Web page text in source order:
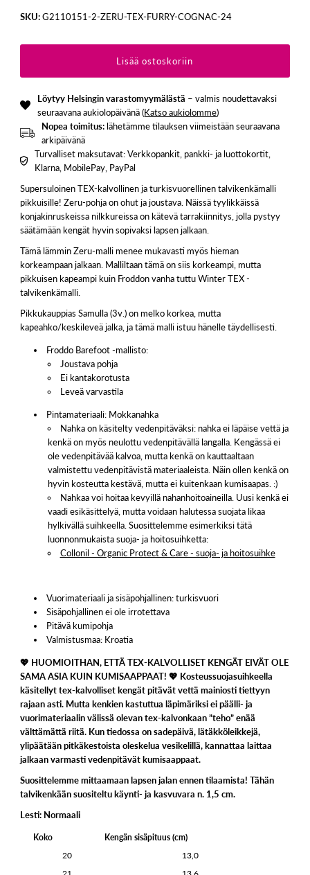
SKU:G2110151-2-ZERU-TEX-FURRY-COGNAC-24
Löytyy Helsingin varastomyymälästä – valmis noudettavaksi
seuraavana aukiolopäivänä (Katso aukiolomme)
Nopea toimitus:lähetämme tilauksen viimeistään seuraavana
arkipäivänä
Turvalliset maksutavat: Verkkopankit, pankki- ja luottokortit,
Klarna, MobilePay, PayPal
Supersuloinen TEX-kalvollinen ja turkisvuorellinen talvikenkämalli
pikkuisille! Zeru-pohja on ohut ja joustava. Näissä tyylikkäissä
konjakinruskeissa nilkkureissa on kätevä tarrakiinnitys, jolla pystyy
säätämään kengät hyvin sopivaksi lapsen jalkaan.
Tämä lämmin Zeru-malli menee mukavasti myös hieman
korkeampaan jalkaan. Malliltaan tämä on siis korkeampi, mutta
pikkuisen kapeampi kuin Froddon vanha tuttu Winter TEX -
talvikenkämalli.
Pikkukauppias Samulla (3v.) on melko korkea, mutta
kapeahko/keskileveä jalka, ja tämä malli istuu hänelle täydellisesti.
Froddo Barefoot -mallisto:
Joustava pohja
Ei kantakorotusta
Leveä varvastila
Pintamateriaali: Mokkanahka
Nahka on käsitelty vedenpitäväksi: nahka ei läpäise vettä ja
kenkä on myös neulottu vedenpitävällä langalla. Kengässä ei
ole vedenpitävää kalvoa, mutta kenkä on kauttaaltaan
valmistettu vedenpitävistä materiaaleista. Näin ollen kenkä on
hyvin kosteutta kestävä, mutta ei kuitenkaan kumisaapas. :)
Nahkaa voi hoitaa kevyillä nahanhoitoaineilla. Uusi kenkä ei
vaadi esikäsittelyä, mutta voidaan halutessa suojata likaa
hylkivällä suihkeella. Suosittelemme esimerkiksi tätä
luonnonmukaista suoja- ja hoitosuihketta:
Collonil - Organic Protect & Care - suoja- ja hoitosuihke
Vuorimateriaali ja sisäpohjallinen: turkisvuori
Sisäpohjallinen ei ole irrotettava
Pitävä kumipohja
Valmistusmaa: Kroatia
💖 HUOMIOITHAN, ETTÄ TEX-KALVOLLISET KENGÄT EIVÄT OLE
SAMA ASIA KUIN KUMISAAPPAAT! 💖 Kosteussuojasuihkeella
käsitellyt tex-kalvolliset kengät pitävät vettä mainiosti tiettyyn
rajaan asti. Mutta kenkien kastuttua läpimäriksi ei päälli- ja
vuorimateriaalin välissä olevan tex-kalvonkaan ”teho” enää
välttämättä riitä. Kun tiedossa on sadepäivä, lätäkköleikkejä,
ylipäätään pitkäkestoista oleskelua vesikelillä, kannattaa laittaa
jalkaan varmasti vedenpitävät kumisaappaat.
Suosittelemme mittaamaan lapsen jalan ennen tilaamista! Tähän
talvikenkään suositeltu käynti- ja kasvuvara n. 1,5 cm.
Lesti: Normaali
Koko
Kengän sisäpituus (cm)
20
13,0